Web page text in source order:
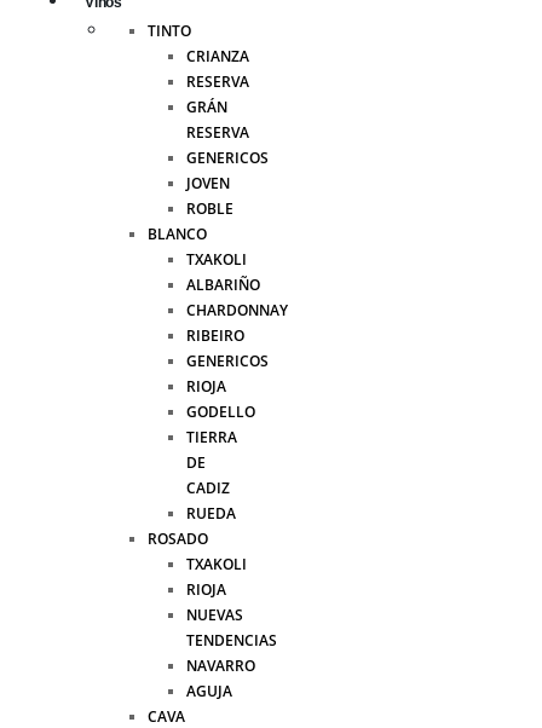
TINTO
CRIANZA
RESERVA
GRÁN
RESERVA
GENERICOS
JOVEN
ROBLE
BLANCO
TXAKOLI
ALBARIÑO
CHARDONNAY
RIBEIRO
GENERICOS
RIOJA
GODELLO
TIERRA
DE
CADIZ
RUEDA
ROSADO
TXAKOLI
RIOJA
NUEVAS
TENDENCIAS
NAVARRO
AGUJA
CAVA